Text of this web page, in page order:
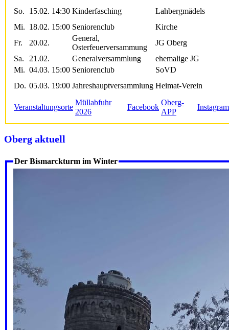
So. 15.02. 14:30 Kinderfasching
Lahbergmädels
Mi. 18.02. 15:00 Seniorenclub
Kirche
Fr.
20.02.
General,
Osterfeuerversammung
JG Oberg
Sa.
21.02. Generalversammlung
ehemalige JG
Mi. 04.03. 15:00 Seniorenclub
SoVD
Do. 05.03. 19:00 Jahreshauptversammlung Heimat-Verein
Veranstaltungsorte
Müllabfuhr
2026
Facebook
Oberg-
APP
Instagram
Oberg aktuell
Der Bismarckturm im Winter